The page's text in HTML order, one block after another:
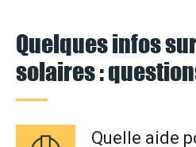
Quelques infos
solaires :
Quelle aide